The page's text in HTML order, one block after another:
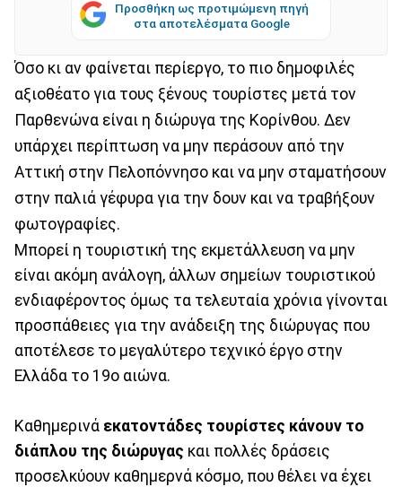
Προσθήκη ως προτιμώμενη πηγή
στα αποτελέσματα Google
Όσο κι αν φαίνεται περίεργο, το πιο δημοφιλές
αξιοθέατο για τους ξένους τουρίστες μετά τον
Παρθενώνα είναι η διώρυγα της Κορίνθου. Δεν
υπάρχει περίπτωση να μην περάσουν από την
Αττική στην Πελοπόννησο και να μην σταματήσουν
στην παλιά γέφυρα για την δουν και να τραβήξουν
φωτογραφίες.
Μπορεί η τουριστική της εκμετάλλευση να μην
είναι ακόμη ανάλογη, άλλων σημείων τουριστικού
ενδιαφέροντος όμως τα τελευταία χρόνια γίνονται
προσπάθειες για την ανάδειξη της διώρυγας που
αποτέλεσε το μεγαλύτερο τεχνικό έργο στην
Ελλάδα το 19ο αιώνα.
Καθημερινά εκατοντάδες τουρίστες κάνουν το
διάπλου της διώρυγας και πολλές δράσεις
προσελκύουν καθημερνά κόσμο, που θέλει να έχει